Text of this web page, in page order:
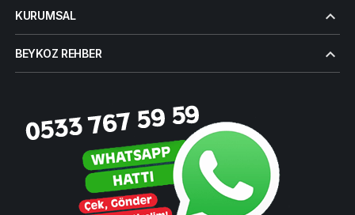
KURUMSAL
BEYKOZ REHBER